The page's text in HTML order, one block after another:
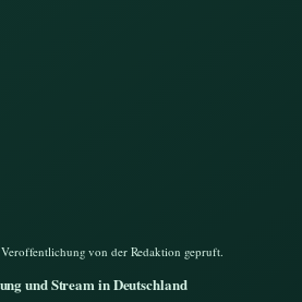
von der Redaktion gepruft.
und Stream in Deutschland